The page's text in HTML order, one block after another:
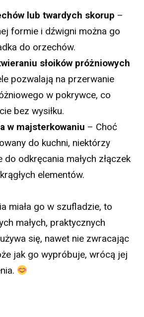
lub twardych skorup –
formie i dźwigni można go
do orzechów.
słoików próżniowych
pozwalają na przerwanie
w pokrywce, co
bez wysiłku.
w majsterkowaniu – Choć
do kuchni, niektórzy
do odkręcania małych złączek
elementów.
miała go w szufladzie, to
małych, praktycznych
się, nawet nie zwracając
jak go wypróbuje, wrócą jej